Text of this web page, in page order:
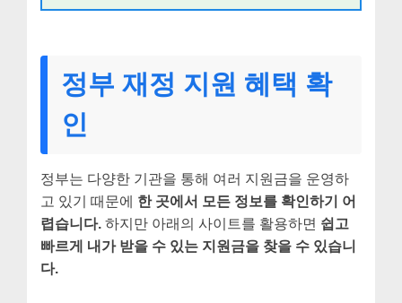
정부 재정 지원 혜택 확
인
정부는 다양한 기관을 통해 여러 지원금을 운영하
고 있기 때문에 한 곳에서 모든 정보를 확인하기 어
렵습니다. 하지만 아래의 사이트를 활용하면 쉽고
빠르게 내가 받을 수 있는 지원금을 찾을 수 있습니
다.